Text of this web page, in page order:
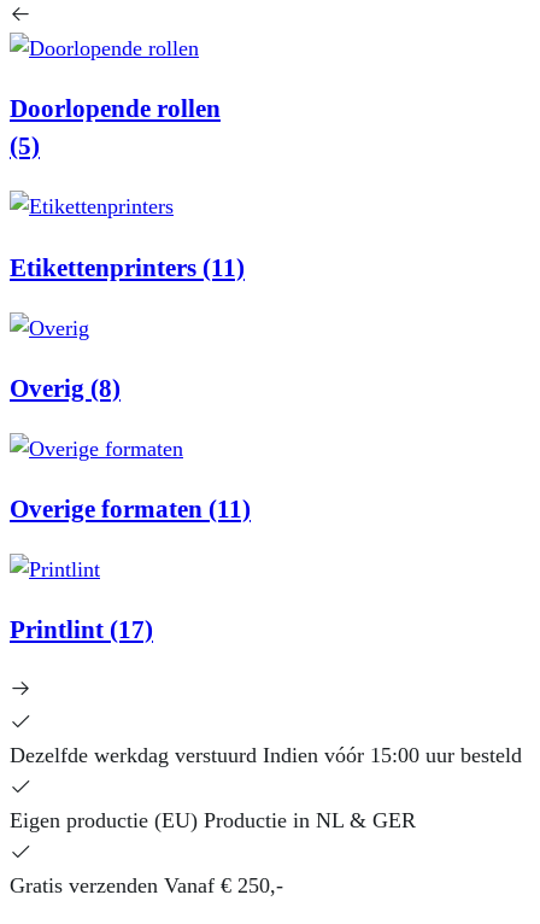
Doorlopende rollen
(5)
Etikettenprinters (11)
Overig (8)
Overige formaten (11)
Printlint (17)
Dezelfde werkdag verstuurd Indien vóór 15:00 uur besteld
Eigen productie (EU) Productie in NL & GER
Gratis verzenden Vanaf € 250,-